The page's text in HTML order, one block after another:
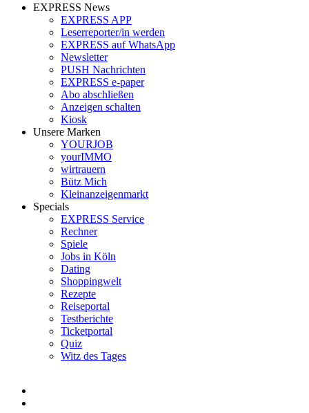
EXPRESS News
EXPRESS APP
Leserreporter/in werden
EXPRESS auf WhatsApp
Newsletter
PUSH Nachrichten
EXPRESS e-paper
Abo abschließen
Anzeigen schalten
Kiosk
Unsere Marken
YOURJOB
yourIMMO
wirtrauern
Bütz Mich
Kleinanzeigenmarkt
Specials
EXPRESS Service
Rechner
Spiele
Jobs in Köln
Dating
Shoppingwelt
Rezepte
Reiseportal
Testberichte
Ticketportal
Quiz
Witz des Tages